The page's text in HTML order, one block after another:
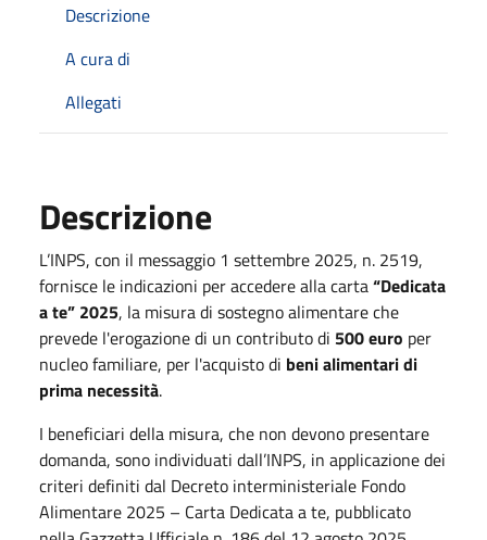
Descrizione
A cura di
Allegati
Descrizione
L’INPS, con il messaggio 1 settembre 2025, n. 2519,
fornisce le indicazioni per accedere alla carta“Dedicata
a te” 2025, la misura di sostegno alimentare che
prevede l'erogazione di un contributo di 500 euro per
nucleo familiare, per l'acquisto di beni alimentari di
prima necessità.
I beneficiari della misura, che non devono presentare
domanda, sono individuati dall’INPS, in applicazione dei
criteri definiti dal Decreto interministeriale Fondo
Alimentare 2025 – Carta Dedicata a te, pubblicato